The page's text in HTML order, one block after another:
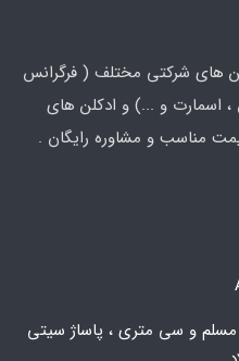
های شرکتی مختلف ( فرگرانس
، اسمارت و ...) و ادکلن های
مناسب و مشاوره رایگان .
مسلم و سی متری ، پاساژ سیتی